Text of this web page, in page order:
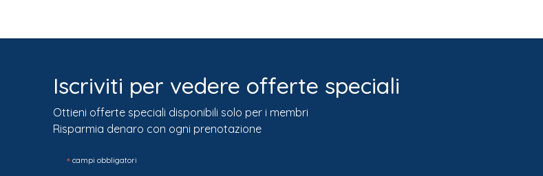
Iscriviti per vedere offerte speciali
Ottieni offerte speciali disponibili solo per i membri
Risparmia denaro con ogni prenotazione
*campi obbligatori